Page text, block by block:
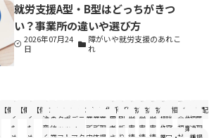
就労支援A型・B型はどっちがきつ
い？事業所の違いや選び方
2026年07月24
日
障がいや就労支援のあれこ
れ
【働
【働
く
た
【働
く
た
ご
注
意
そ
の
他
ス
タ
ッ
ス
ポ
ッ
デ
ィ
ユ
ニ
事
業
所
事
業
所
作
業・
現
利
用
者
印
刷・
折
就
労
実
就
労
実
就
労
実
清
掃
作
相
談
窓
社
会
福
軽
作
業
農
福
連
配
属
現